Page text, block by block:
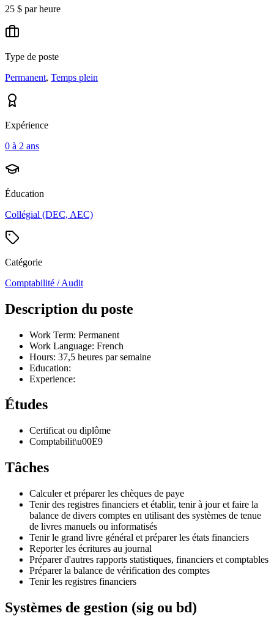
25 $ par heure
Type de poste
Permanent, Temps plein
Expérience
0 à 2 ans
Éducation
Collégial (DEC, AEC)
Catégorie
Comptabilité / Audit
Description du poste
Work Term: Permanent
Work Language: French
Hours: 37,5 heures par semaine
Education:
Experience:
Études
Certificat ou diplôme
Comptabilit\u00E9
Tâches
Calculer et préparer les chèques de paye
Tenir des registres financiers et établir, tenir à jour et faire la
balance de divers comptes en utilisant des systèmes de tenue
de livres manuels ou informatisés
Tenir le grand livre général et préparer les états financiers
Reporter les écritures au journal
Préparer d'autres rapports statistiques, financiers et comptables
Préparer la balance de vérification des comptes
Tenir les registres financiers
Systèmes de gestion (sig ou bd)